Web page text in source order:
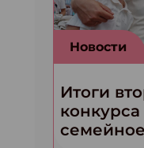
Новости
Итоги
конкурса